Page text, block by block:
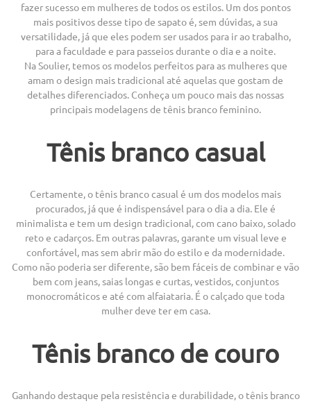
fazer sucesso em mulheres de todos os estilos. Um dos pontos
mais positivos desse tipo de sapato é, sem dúvidas, a sua
versatilidade, já que eles podem ser usados para ir ao trabalho,
para a faculdade e para passeios durante o dia e a noite.
Na Soulier, temos os modelos perfeitos para as mulheres que
amam o design mais tradicional até aquelas que gostam de
detalhes diferenciados. Conheça um pouco mais das nossas
principais modelagens de tênis branco feminino.
Tênis branco casual
Certamente, o tênis branco casual é um dos modelos mais
procurados, já que é indispensável para o dia a dia. Ele é
minimalista e tem um design tradicional, com cano baixo, solado
reto e cadarços. Em outras palavras, garante um visual leve e
confortável, mas sem abrir mão do estilo e da modernidade.
Como não poderia ser diferente, são bem fáceis de combinar e vão
bem com jeans, saias longas e curtas, vestidos, conjuntos
monocromáticos e até com alfaiataria. É o calçado que toda
mulher deve ter em casa.
Tênis branco de couro
Ganhando destaque pela resistência e durabilidade, o tênis branco